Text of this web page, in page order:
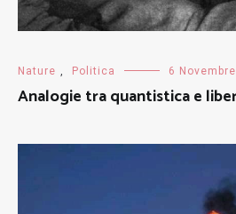
Nature , Politica 6
Analogie tra quantistica e